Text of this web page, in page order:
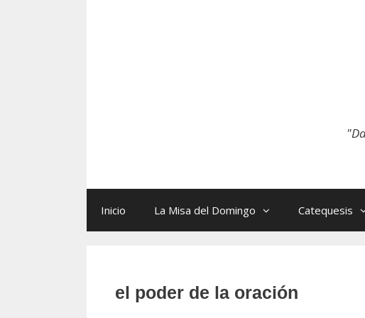
Inicio La Misa del Domingo Catequesis
el poder de la oración